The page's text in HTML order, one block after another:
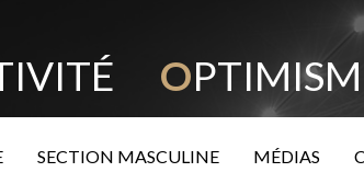
O
SECTION MASCULINE MÉDIAS